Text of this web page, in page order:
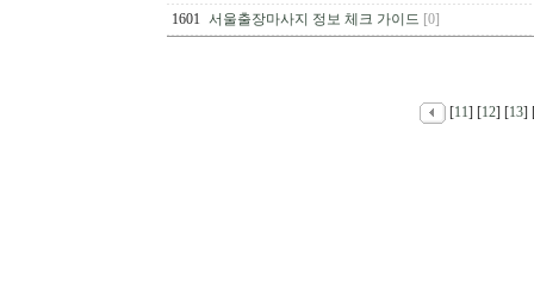
1601 서울출장마사지 정보 체크 가이드 [0]
[11] [12] [13]